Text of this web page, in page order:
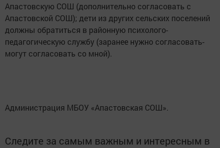
Апастовскую СОШ (дополнительно согласовать с
Апастовской СОШ); дети из других сельских поселений
должны обратиться в районную психолого-
педагогическую службу (заранее нужно согласовать-
могут согласовать со мной).
Администрация МБОУ «Апастовская СОШ».
Следите за самым важным и интересным в